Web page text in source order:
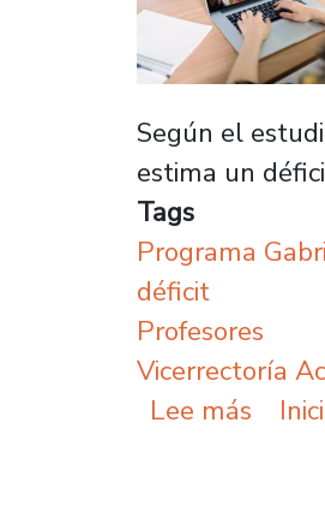
Según el
estima un
Tags
Programa
déficit
Profesores
Vicerrectoría
Lee más